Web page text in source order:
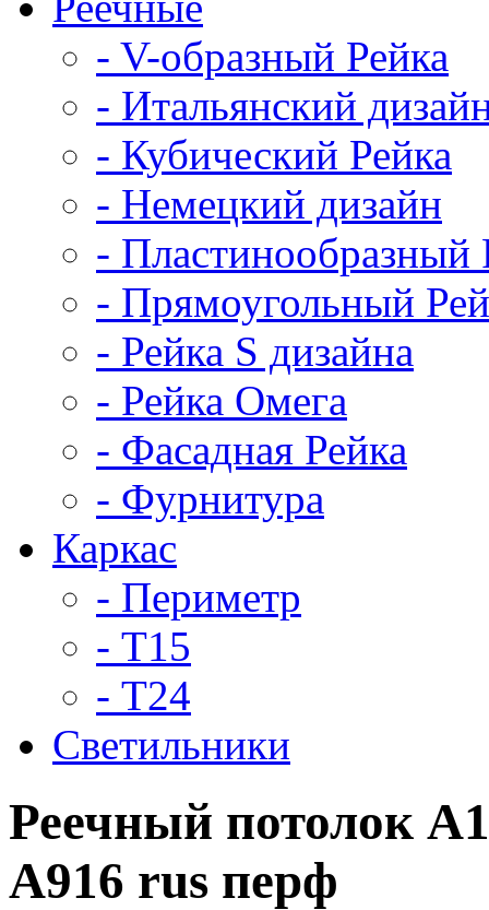
- V-образный Рейка
- Итальянский
- Кубический Рейка
- Немецкий дизайн
- Пластинообразный
- Прямоугольный
- Рейка S дизайна
- Рейка Омега
- Фасадная Рейка
- Фурнитура
Каркас
- Периметр
- Т15
- Т24
Светильники
Реечный потолок
A916 rus перф